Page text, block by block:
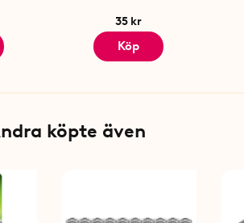
35 kr
Köp
köpte även